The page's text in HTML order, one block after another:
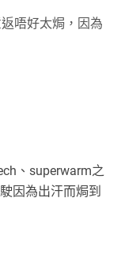
唔好太焗，因為
、superwarm之
因為出汗而焗到